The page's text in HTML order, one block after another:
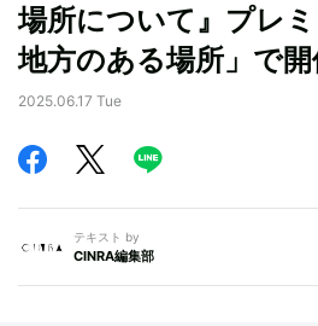
場所について』プレ
地方のある場所」で
2025.06.17 Tue
テキスト by
CINRA編集部